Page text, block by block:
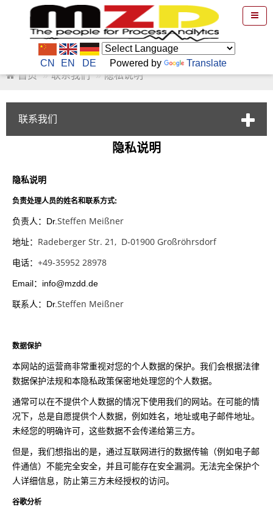
CN EN DE Powered by
Translate
首页
联系我们 隐私说明
联系我们
隐私说明
隐私说明
负责处理人员的姓名和联系方式:
负责人：Dr.Steffen Meißner
地址： Radeberger Str. 21, D-01900 Großröhrsdorf
电话： +49-35952 28978
Email：info@mzdd.de
联系人： Dr.Steffen Meißner
数据保护
本网站的运营商非常重视对您的个人数据的保护。我们会根据法律
数据保护法规和本隐私政策保密地处理您的个人数据。
通常可以在不提供个人数据的情况下使用我们的网站。在可能的情
况下，总是自愿提供个人数据，例如姓名，地址或电子邮件地址。
未经您的明确许可，这些数据不会传递给第三方。
但是，我们想指出的是，通过互联网进行的数据传输（例如电子邮
件通信）不能完全安全，并且可能存在安全漏洞。无法完全保护个
人详细信息，防止第三方未经授权的访问。
谷歌分析